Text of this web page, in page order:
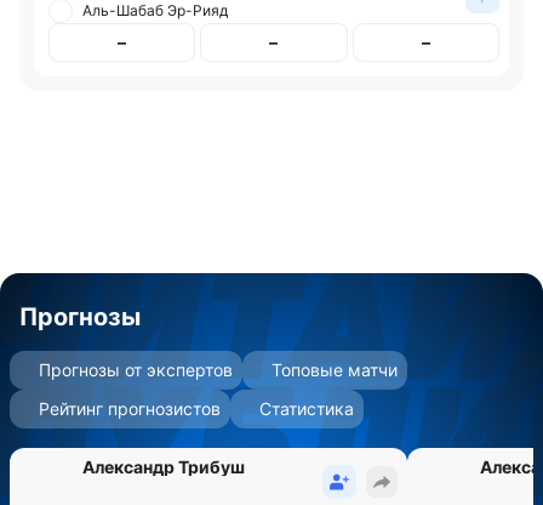
Аль-Шабаб Эр-Рияд
– – –
Прогнозы
Прогнозы от экспертов
Топовые матчи
Рейтинг прогнозистов
Статистика
Александр Трибуш